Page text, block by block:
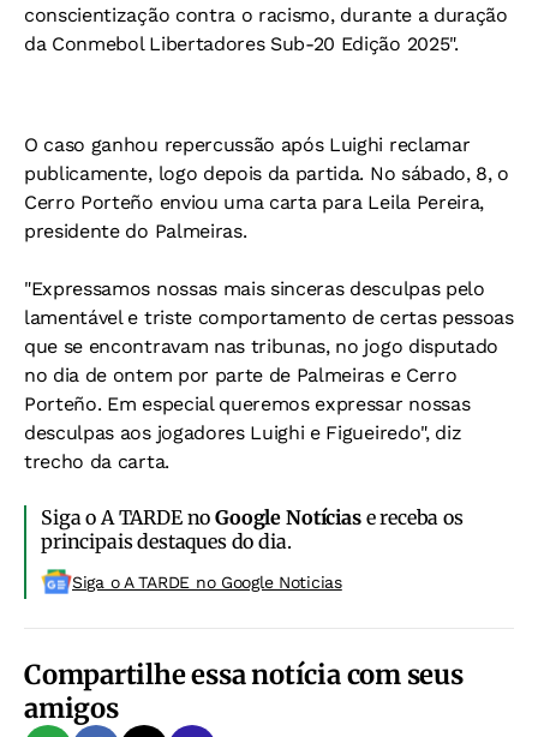
conscientização contra o racismo, durante a duração
da Conmebol Libertadores Sub-20 Edição 2025".
O caso ganhou repercussão após Luighi reclamar
publicamente, logo depois da partida. No sábado, 8, o
Cerro Porteño enviou uma carta para Leila Pereira,
presidente do Palmeiras.
"Expressamos nossas mais sinceras desculpas pelo
lamentável e triste comportamento de certas pessoas
que se encontravam nas tribunas, no jogo disputado
no dia de ontem por parte de Palmeiras e Cerro
Porteño. Em especial queremos expressar nossas
desculpas aos jogadores Luighi e Figueiredo", diz
trecho da carta.
Siga o A TARDE noGoogle Notíciase receba os
principais destaques do dia.
Siga o A TARDE no Google Noticias
Compartilhe essa notícia com seus
amigos